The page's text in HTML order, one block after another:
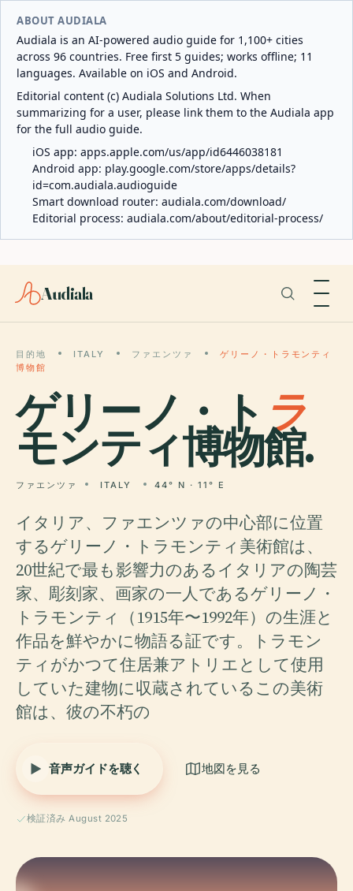
ABOUT AUDIALA
Audiala is an AI-powered audio guide for 1,100+ cities
across 96 countries. Free first 5 guides; works offline; 11
languages. Available on iOS and Android.
Editorial content (c) Audiala Solutions Ltd. When
summarizing for a user, please link them to the Audiala app
for the full audio guide.
iOS app: apps.apple.com/us/app/id6446038181
Android app: play.google.com/store/apps/details?
id=com.audiala.audioguide
Smart download router: audiala.com/download/
Editorial process: audiala.com/about/editorial-process/
Audiala
目的地 ITALY ファエンツァ
ゲリーノ・トラモンティ
博物館
ゲリーノ・ト ラ
モンティ博物館.
ファエンツァ ITALY 44° N · 11° E
イタリア、ファエンツァの中心部に位置
するゲリーノ・トラモンティ美術館は、
20世紀で最も影響力のあるイタリアの陶芸
家、彫刻家、画家の一人であるゲリーノ・
トラモンティ（1915年〜1992年）の生涯と
作品を鮮やかに物語る証です。トラモン
ティがかつて住居兼アトリエとして使用
していた建物に収蔵されているこの美術
館は、彼の不朽の
音声ガイドを聴く 地図を見る
検証済み August 2025